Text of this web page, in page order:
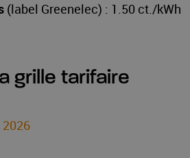
(label Greenelec) : 1.50 ct./kWh
grille tarifaire